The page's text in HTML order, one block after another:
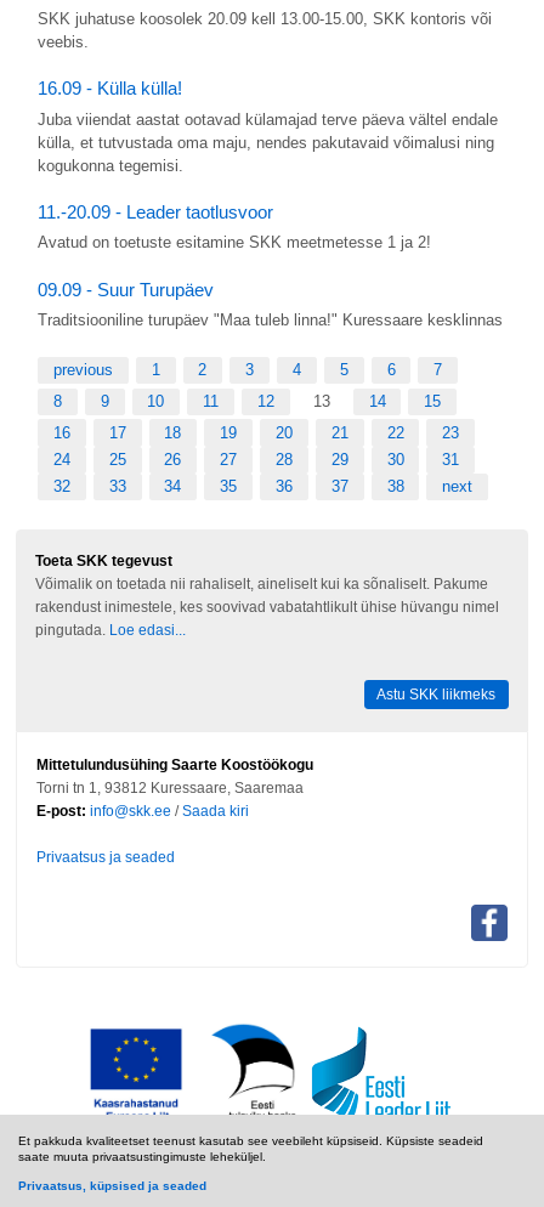
Et pakkuda kvaliteetset teenust kasutab see veebileht küpsiseid. Küpsiste seadeid
saate muuta privaatsustingimuste leheküljel.
Privaatsus, küpsised ja seaded
SKK juhatuse koosolek 20.09 kell 13.00-15.00, SKK kontoris või
veebis.
16.09 - Külla külla!
Juba viiendat aastat ootavad külamajad terve päeva vältel endale
külla, et tutvustada oma maju, nendes pakutavaid võimalusi ning
kogukonna tegemisi.
11.-20.09 - Leader taotlusvoor
Avatud on toetuste esitamine SKK meetmetesse 1 ja 2!
09.09 - Suur Turupäev
Traditsiooniline turupäev "Maa tuleb linna!" Kuressaare kesklinnas
previous 1 2 3 4 5 6
7
8
9 10 11 12 13 14
15
16
17 18 19 20 21 22
23
24
25 26 27 28 29 30
31
32
33 34 35 36 37 38 next
Toeta SKK tegevust
Võimalik on toetada nii rahaliselt, aineliselt kui ka sõnaliselt. Pakume
rakendust inimestele, kes soovivad vabatahtlikult ühise hüvangu nimel
pingutada. Loe edasi...
Astu SKK liikmeks
Mittetulundusühing Saarte Koostöökogu
Torni tn 1, 93812 Kuressaare, Saaremaa
E-post: info@skk.ee / Saada kiri
Privaatsus ja seaded